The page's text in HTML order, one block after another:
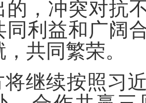
的，冲突对抗
同利益和广阔
共同繁荣。
将继续按照习